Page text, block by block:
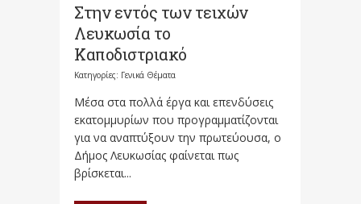
Στην εντός των τειχών
Λευκωσία το
Καποδιστριακό
Κατηγορίες: Γενικά Θέματα
Μέσα στα πολλά έργα και επενδύσεις
εκατομμυρίων που προγραμματίζονται
για να αναπτύξουν την πρωτεύουσα, ο
Δήμος Λευκωσίας φαίνεται πως
βρίσκεται...